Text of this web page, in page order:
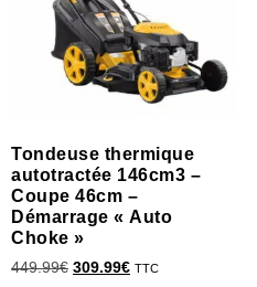
Tondeuse thermique
autotractée 146cm3 –
Coupe 46cm –
Démarrage « Auto
Choke »
449.99€ 309.99€ TTC